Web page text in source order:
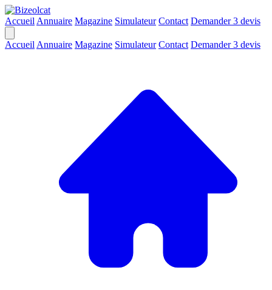
Accueil Annuaire Magazine Simulateur Contact Demander 3 devis
Accueil Annuaire Magazine Simulateur Contact Demander 3 devis